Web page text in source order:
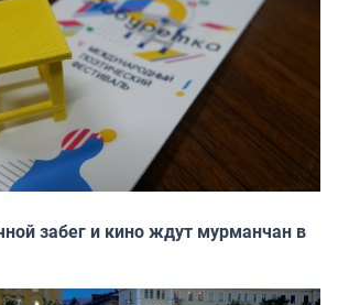
забег и кино ждут мурманчан в